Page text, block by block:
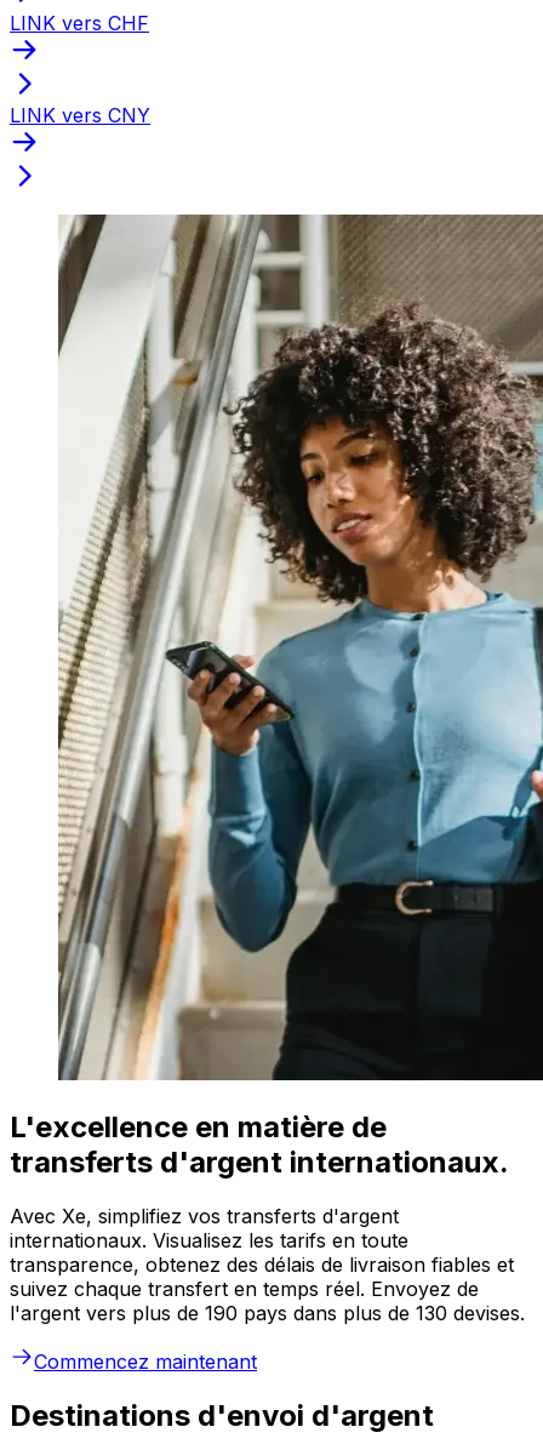
LINK vers CHF
LINK vers CNY
L'excellence en matière de
transferts d'argent internationaux.
Avec Xe, simplifiez vos transferts d'argent
internationaux. Visualisez les tarifs en toute
transparence, obtenez des délais de livraison fiables et
suivez chaque transfert en temps réel. Envoyez de
l'argent vers plus de 190 pays dans plus de 130 devises.
Commencez maintenant
Destinations d'envoi d'argent